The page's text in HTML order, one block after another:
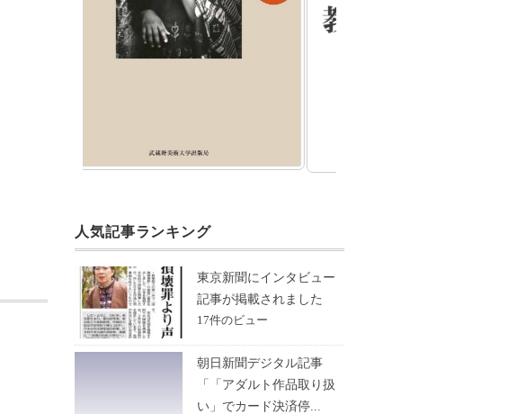
人気記事ランキング
東京新聞にインタビュー
記事が掲載されました
17件のビュー
朝日新聞デジタル記事
「「アダルト作品取り扱
い」でカード決済停...